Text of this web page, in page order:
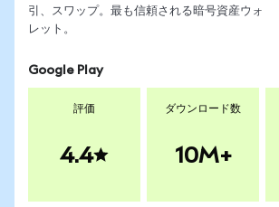
引、スワップ。最も信頼される暗号資産ウォ
レット。
Google Play
評価
4.4
ダウンロード数
10M+